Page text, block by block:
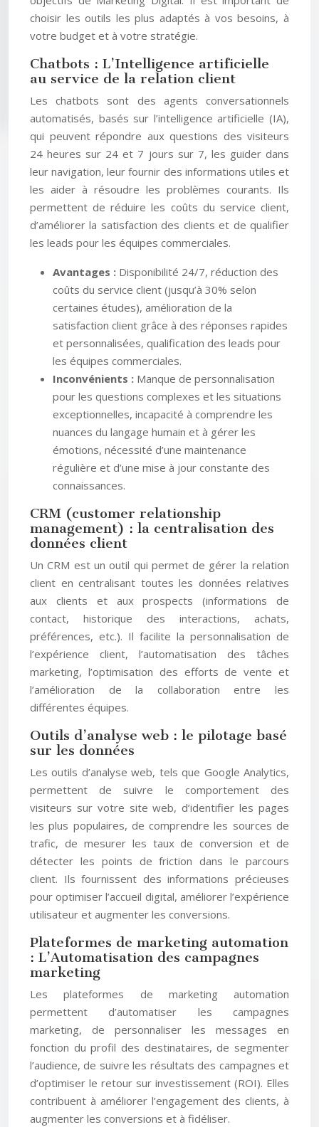
choisir les outils les plus adaptés à vos besoins, à
votre budget et à votre stratégie.
Chatbots : L’Intelligence artificielle
au service de la relation client
Les chatbots sont des agents conversationnels
automatisés, basés sur l’intelligence artificielle (IA),
qui peuvent répondre aux questions des visiteurs
24 heures sur 24 et 7 jours sur 7, les guider dans
leur navigation, leur fournir des informations utiles et
les aider à résoudre les problèmes courants. Ils
permettent de réduire les coûts du service client,
d’améliorer la satisfaction des clients et de qualifier
les leads pour les équipes commerciales.
Avantages : Disponibilité 24/7, réduction des
coûts du service client (jusqu’à 30% selon
certaines études), amélioration de la
satisfaction client grâce à des réponses rapides
et personnalisées, qualification des leads pour
les équipes commerciales.
Inconvénients : Manque de personnalisation
pour les questions complexes et les situations
exceptionnelles, incapacité à comprendre les
nuances du langage humain et à gérer les
émotions, nécessité d’une maintenance
régulière et d’une mise à jour constante des
connaissances.
CRM (customer relationship
management) : la centralisation des
données client
Un CRM est un outil qui permet de gérer la relation
client en centralisant toutes les données relatives
aux clients et aux prospects (informations de
contact, historique des interactions, achats,
préférences, etc.). Il facilite la personnalisation de
l’expérience client, l’automatisation des tâches
marketing, l’optimisation des efforts de vente et
l’amélioration de la collaboration entre les
différentes équipes.
Outils d’analyse web : le pilotage basé
sur les données
Les outils d’analyse web, tels que Google Analytics,
permettent de suivre le comportement des
visiteurs sur votre site web, d’identifier les pages
les plus populaires, de comprendre les sources de
trafic, de mesurer les taux de conversion et de
détecter les points de friction dans le parcours
client. Ils fournissent des informations précieuses
pour optimiser l’accueil digital, améliorer l’expérience
utilisateur et augmenter les conversions.
Plateformes de marketing automation
: L’Automatisation des campagnes
marketing
Les plateformes de marketing automation
permettent d’automatiser les campagnes
marketing, de personnaliser les messages en
fonction du profil des destinataires, de segmenter
l’audience, de suivre les résultats des campagnes et
d’optimiser le retour sur investissement (ROI). Elles
contribuent à améliorer l’engagement des clients, à
augmenter les conversions et à fidéliser.